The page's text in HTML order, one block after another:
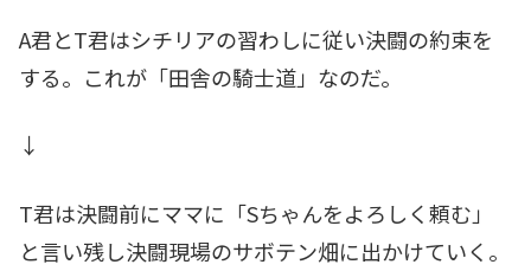
A君とT君はシチリアの習わしに従い決闘の約束を
する。これが「田舎の騎士道」なのだ。
↓
T君は決闘前にママに「Sちゃんをよろしく頼む」
と言い残し決闘現場のサボテン畑に出かけていく。